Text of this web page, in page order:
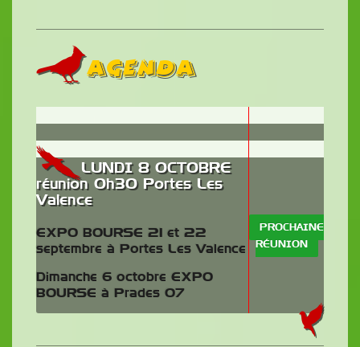
AGENDA
LUNDI 8 OCTOBRE
réunion 0h30 Portes Les
Valence
EXPO BOURSE 21 et 22
septembre à Portes Les Valence
Dimanche 6 octobre EXPO
BOURSE à Prades 07
PROCHAINE
RÉUNION